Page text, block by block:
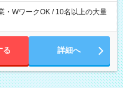
・WワークOK / 10名以上の大量
る 詳細へ